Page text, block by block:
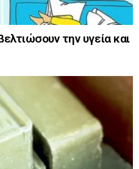
την υγεία και